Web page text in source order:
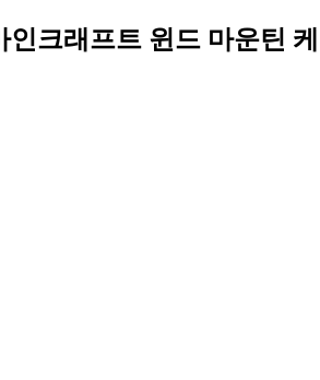
크래프트 윈드 마운틴